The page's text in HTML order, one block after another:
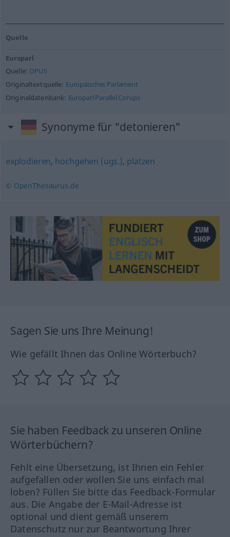
Quelle
Europarl
Quelle: OPUS
Originaltextquelle: Europäisches Parlament
Originaldatenbank: Europarl Parallel Corups
Synonyme für "detonieren"
explodieren, hochgehen (ugs.), platzen
© OpenThesaurus.de
Sagen Sie uns Ihre Meinung!
Wie gefällt Ihnen das Online Wörterbuch?
Sie haben Feedback zu unseren Online
Wörterbüchern?
Fehlt eine Übersetzung, ist Ihnen ein Fehler
aufgefallen oder wollen Sie uns einfach mal
loben? Füllen Sie bitte das Feedback-Formular
aus. Die Angabe der E-Mail-Adresse ist
optional und dient gemäß unserem
Datenschutz nur zur Beantwortung Ihrer